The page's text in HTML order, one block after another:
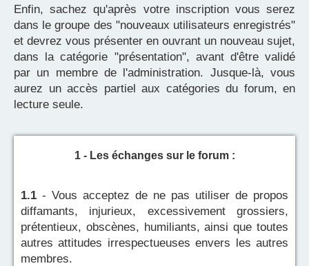
Enfin, sachez qu'après votre inscription vous serez
dans le groupe des "nouveaux utilisateurs enregistrés"
et devrez vous présenter en ouvrant un nouveau sujet,
dans la catégorie "présentation", avant d'être validé
par un membre de l'administration. Jusque-là, vous
aurez un accès partiel aux catégories du forum, en
lecture seule.
1 - Les échanges sur le forum :
1.1 - Vous acceptez de ne pas utiliser de propos
diffamants, injurieux, excessivement grossiers,
prétentieux, obscènes, humiliants, ainsi que toutes
autres attitudes irrespectueuses envers les autres
membres.